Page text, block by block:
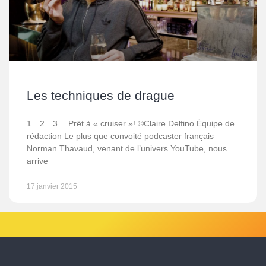
Les techniques de drague
1…2…3… Prêt à « cruiser »! ©Claire Delfino Équipe de
rédaction Le plus que convoité podcaster français
Norman Thavaud, venant de l’univers YouTube, nous
arrive
17 janvier 2015